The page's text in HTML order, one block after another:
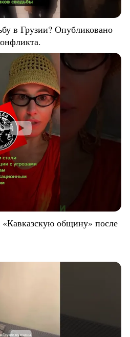
в Грузии? Опубликовано
«Кавказскую общину» после